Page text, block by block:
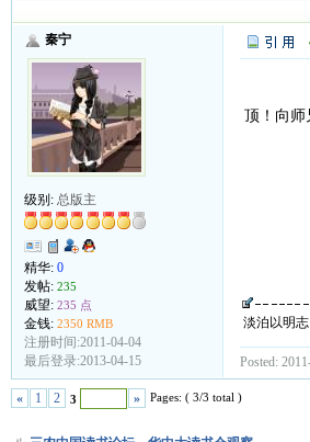
秦宁
级别: 总版主
精华: 0
发帖: 235
威望: 235 点
金钱: 2350 RMB
注册时间:2011-04-04
最后登录:2013-04-15
顶！向师
淡泊以明
Posted:
« 1 2 3 » Pages: ( 3/3 total )